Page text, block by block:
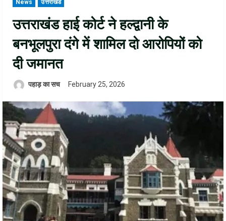
News उत्तराखंड
उत्तराखंड हाई कोर्ट ने हल्द्वानी के
बनभूलपुरा दंगे में शामिल दो आरोपियों को
दी जमानत
पहाड़ का सच February 25, 2026